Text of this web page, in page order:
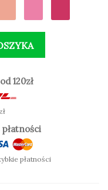
120zł
płatności